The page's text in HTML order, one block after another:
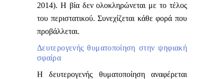
2014). Η βία δεν ολοκληρώνεται με το τέλος
του περιστατικού. Συνεχίζεται κάθε φορά που
προβάλλεται.
Δευτερογενής θυματοποίηση στην ψηφιακή
σφαίρα
Η δευτερογενής θυματοποίηση αναφέρεται